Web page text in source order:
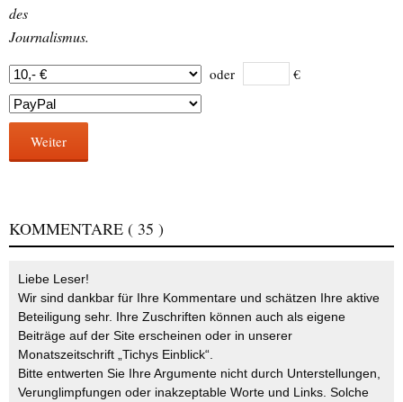
des
Journalismus.
oder €
Weiter
KOMMENTARE ( 35 )
Liebe Leser!
Wir sind dankbar für Ihre Kommentare und schätzen Ihre aktive
Beteiligung sehr. Ihre Zuschriften können auch als eigene
Beiträge auf der Site erscheinen oder in unserer
Monatszeitschrift „Tichys Einblick“.
Bitte entwerten Sie Ihre Argumente nicht durch Unterstellungen,
Verunglimpfungen oder inakzeptable Worte und Links. Solche